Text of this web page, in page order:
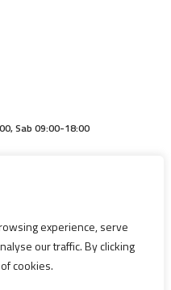
experience, serve
our traffic. By clicking
cookies.
Sab 09:00-18:00